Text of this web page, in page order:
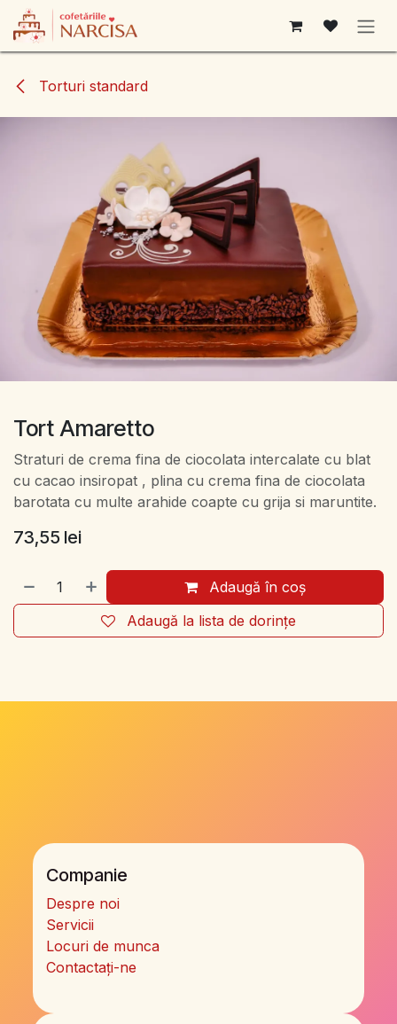
Sari la conținut
Torturi standard
Tort Amaretto
Straturi de crema fina de ciocolata intercalate cu blat
cu cacao insiropat , plina cu crema fina de ciocolata
barotata cu multe arahide coapte cu grija si maruntite.
73,55 lei
Adaugă în coș
Adaugă la lista de dorințe
Companie
Despre noi
Servicii
Locuri de munca
Contactați-ne